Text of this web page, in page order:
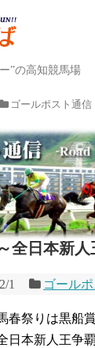
”の高知競馬場
ゴールポスト通信
全日本新人
1 ゴール
祭りは黒船
日本新人王争